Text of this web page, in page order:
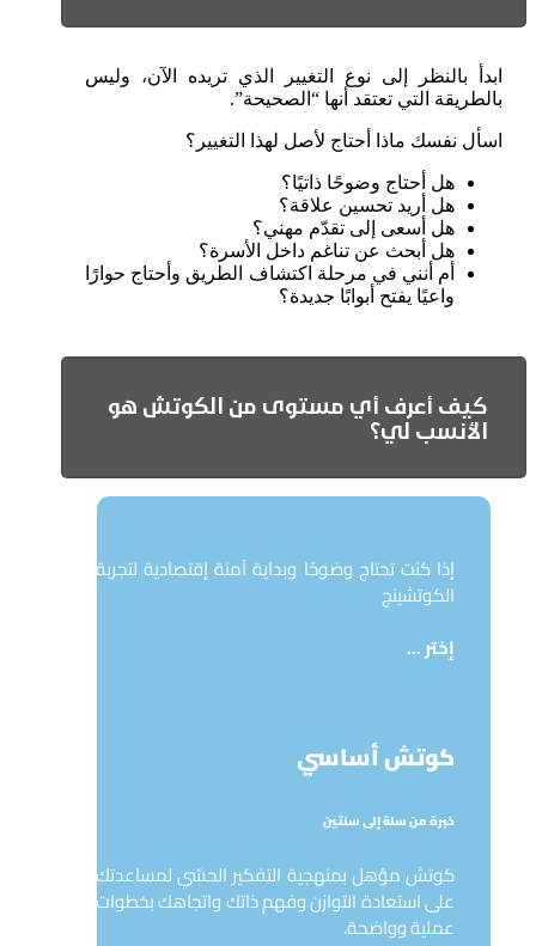
ابدأ بالنظر إلى نوع التغيير الذي تريده الآن، وليس
بالطريقة التي تعتقد أنها “الصحيحة”.
اسأل نفسك ماذا أحتاج لأصل لهذا التغيير؟
هل أحتاج وضوحًا ذاتيًا؟
هل أريد تحسين علاقة؟
هل أسعى إلى تقدّم مهني؟
هل أبحث عن تناغم داخل الأسرة؟
أم أنني في مرحلة اكتشاف الطريق وأحتاج حوارًا
واعيًا يفتح أبوابًا جديدة؟
كيف أعرف أي مستوى من الكوتش هو
الأنسب لي؟
إذا كنت ‏تحتاج وضوحًا وبداية آمنة إقتصادية لتجربة
الكوتشينج
إختر ...
كوتش أساسي
خبرة من سنة إلى سنتين
كوتش مؤهل بمنهجية التفكير الحسّي لمساعدتك
على استعادة التوازن وفهم ذاتك واتجاهك بخطوات
عملية وواضحة.